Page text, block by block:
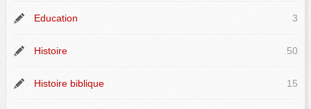
Education 3
Histoire 50
Histoire biblique 15